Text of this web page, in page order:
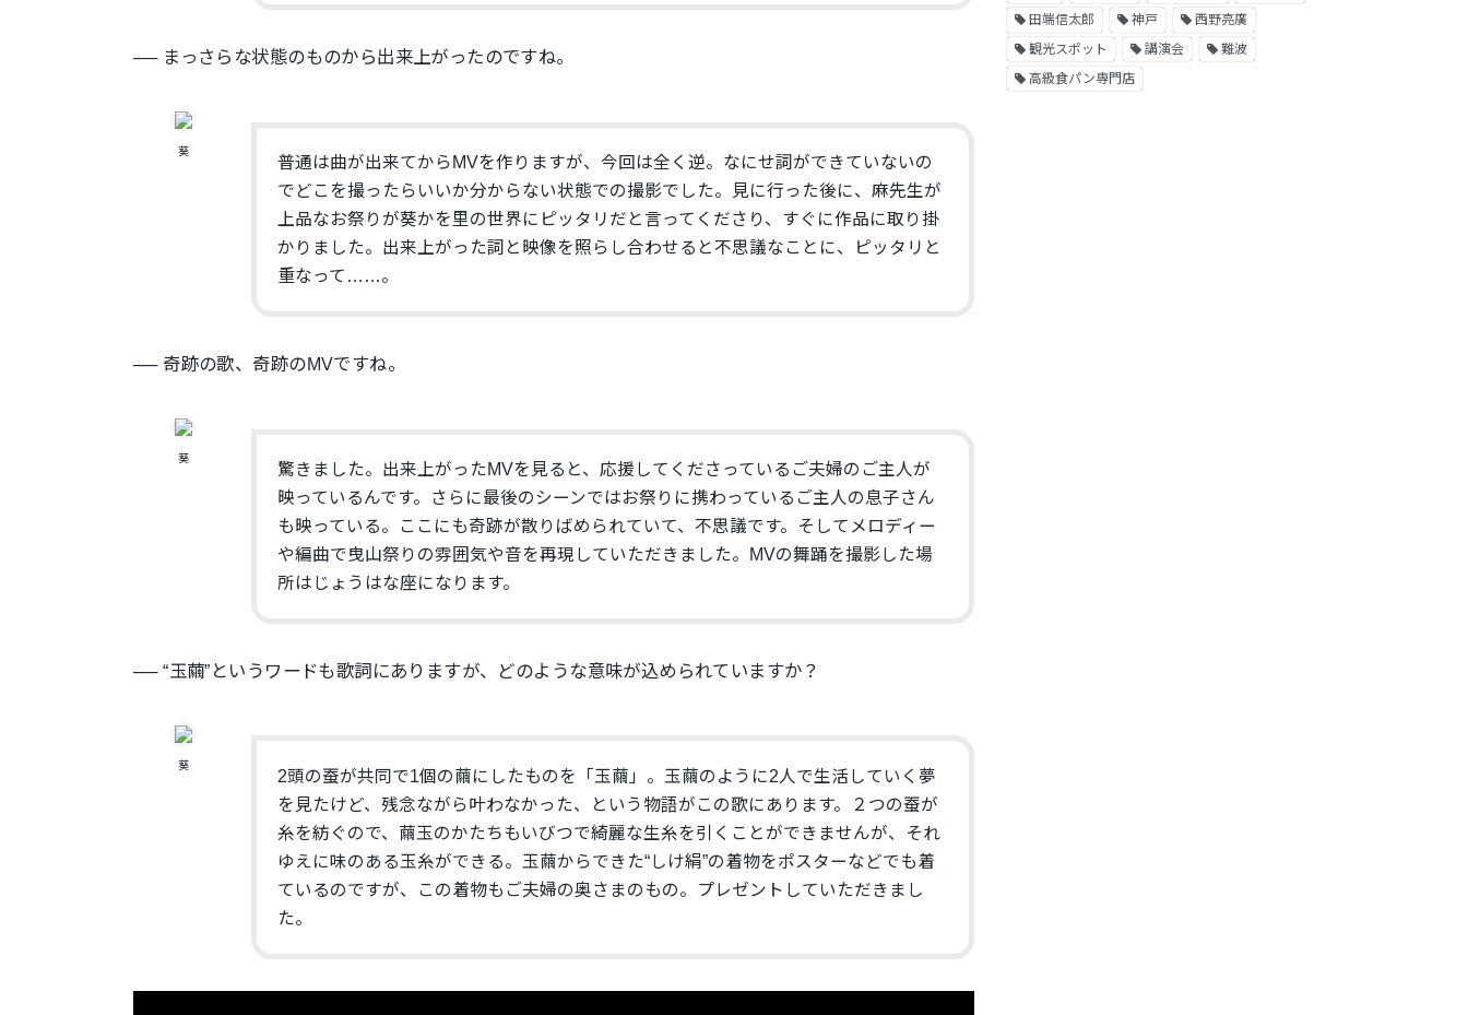
── まっさらな状態のものから出来上がったのですね。
葵
普通は曲が出来てからMVを作りますが、今回は全く逆。なにせ詞ができていないの
でどこを撮ったらいいか分からない状態での撮影でした。見に行った後に、麻先生が
上品なお祭りが葵かを里の世界にピッタリだと言ってくださり、すぐに作品に取り掛
かりました。出来上がった詞と映像を照らし合わせると不思議なことに、ピッタリと
重なって……。
── 奇跡の歌、奇跡のMVですね。
葵
驚きました。出来上がったMVを見ると、応援してくださっているご夫婦のご主人が
映っているんです。さらに最後のシーンではお祭りに携わっているご主人の息子さん
も映っている。ここにも奇跡が散りばめられていて、不思議です。そしてメロディー
や編曲で曳山祭りの雰囲気や音を再現していただきました。MVの舞踊を撮影した場
所はじょうはな座になります。
── “玉繭”というワードも歌詞にありますが、どのような意味が込められていますか？
葵
2頭の蚕が共同で1個の繭にしたものを「玉繭」。玉繭のように2人で生活していく夢
を見たけど、残念ながら叶わなかった、という物語がこの歌にあります。２つの蚕が
糸を紡ぐので、繭玉のかたちもいびつで綺麗な生糸を引くことができませんが、それ
ゆえに味のある玉糸ができる。玉繭からできた“しけ絹”の着物をポスターなどでも着
ているのですが、この着物もご夫婦の奥さまのもの。プレゼントしていただきまし
た。
田端信太郎
神戸
西野亮廣
観光スポット
講演会
難波
高級食パン専門店